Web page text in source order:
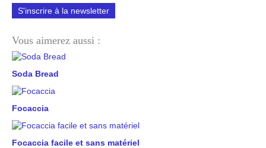
S'inscrire à la newsletter
Vous aimerez aussi :
Soda Bread
Focaccia
Focaccia facile et sans matériel